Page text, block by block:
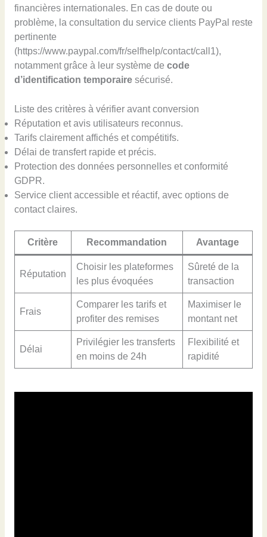
financières internationales. En cas de doute ou
problème, la consultation du service clients PayPal reste
pertinente
(https://www.paypal.com/fr/selfhelp/contact/call1),
notamment grâce à leur système de code
d’identification temporairesécurisé.
Liste des critères à vérifier avant conversion
Réputation et avis utilisateurs reconnus.
Tarifs clairement affichés et compétitifs.
Délai de transfert rapide et précis.
Protection des données personnelles et conformité
GDPR.
Service client accessible et réactif, avec options de
contact claires.
Critère Recommandation Avantage
Réputation
Choisir les plateformes
les plus évoquées
Sûreté de la
transaction
Frais
Comparer les tarifs et
profiter des remises
Maximiser le
montant net
Délai
Privilégier les transferts
en moins de 24h
Flexibilité et
rapidité